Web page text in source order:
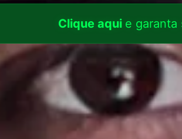
Clique aqui e garanta